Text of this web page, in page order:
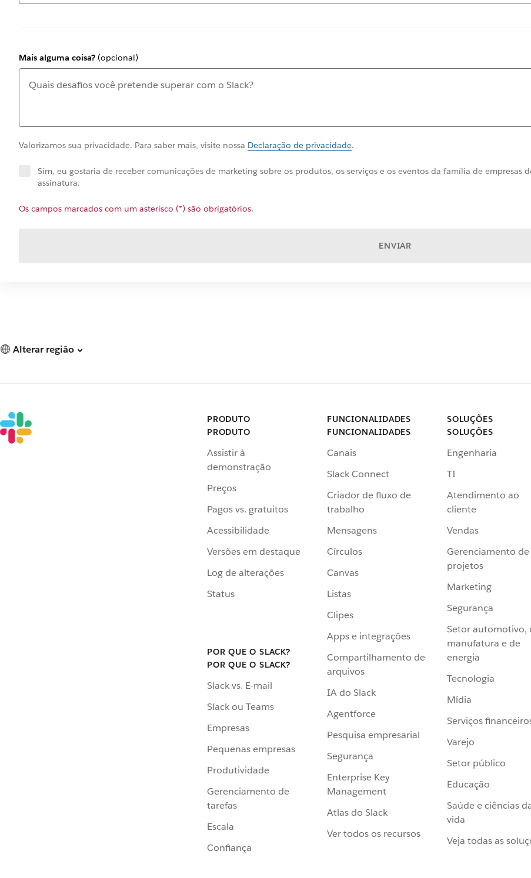
Mais alguma coisa? (opcional)
Valorizamos sua privacidade. Para saber mais, visite nossa Declaração de privacidade.
Sim, eu gostaria de receber comunicações de marketing sobre os produtos, os serviços e os eventos da família de empresas
assinatura.
Os campos marcados com um asterisco (*) são obrigatórios.
ENVIAR
Alterar região
PRODUTO
PRODUTO
Assistir à
demonstração
Preços
Pagos vs. gratuitos
Acessibilidade
Versões em destaque
Log de alterações
Status
POR QUE O SLACK?
POR QUE O SLACK?
Slack vs. E-mail
Slack ou Teams
Empresas
Pequenas empresas
Produtividade
Gerenciamento de
tarefas
Escala
Confiança
FUNCIONALIDADES
FUNCIONALIDADES
Canais
Slack Connect
Criador de fluxo de
trabalho
Mensagens
Círculos
Canvas
Listas
Clipes
Apps e integrações
Compartilhamento de
arquivos
IA do Slack
Agentforce
Pesquisa empresarial
Segurança
Enterprise Key
Management
Atlas do Slack
Ver todos os recursos
SOLUÇÕES
SOLUÇÕES
Engenharia
TI
Atendimento ao
cliente
Vendas
Gerenciamento de
projetos
Marketing
Segurança
Setor automotivo,
manufatura e de
energia
Tecnologia
Mídia
Serviços
Varejo
Setor público
Educação
Saúde e ciências
vida
Veja todas as